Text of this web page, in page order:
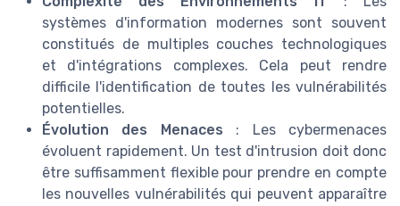
systèmes d'information modernes sont souvent
constitués de multiples couches technologiques
et d'intégrations complexes. Cela peut rendre
difficile l'identification de toutes les vulnérabilités
potentielles.
Évolution des Menaces : Les cybermenaces
évoluent rapidement. Un test d'intrusion doit donc
être suffisamment flexible pour prendre en compte
les nouvelles vulnérabilités qui peuvent apparaître